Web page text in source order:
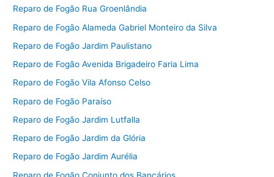
Reparo de Fogão Rua Groenlândia
Reparo de Fogão Alameda Gabriel Monteiro da Silva
Reparo de Fogão Jardim Paulistano
Reparo de Fogão Avenida Brigadeiro Faria Lima
Reparo de Fogão Vila Afonso Celso
Reparo de Fogão Paraíso
Reparo de Fogão Jardim Lutfalla
Reparo de Fogão Jardim da Glória
Reparo de Fogão Jardim Aurélia
Reparo de Fogão Conjunto dos Bancários